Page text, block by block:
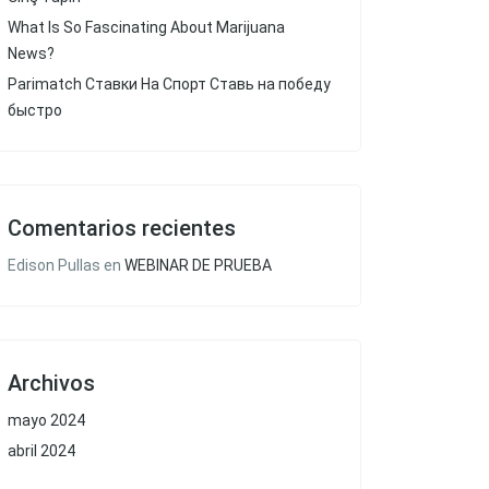
What Is So Fascinating About Marijuana
News?
Parimatch Ставки На Спорт Ставь на победу
быстро
Comentarios recientes
Edison Pullas en WEBINAR DE PRUEBA
Archivos
mayo 2024
abril 2024